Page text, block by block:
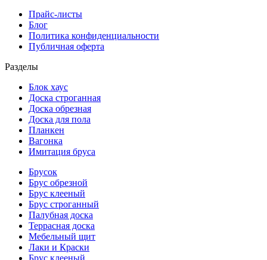
Прайс-листы
Блог
Политика конфиденциальности
Публичная оферта
Разделы
Блок хаус
Доска строганная
Доска обрезная
Доска для пола
Планкен
Вагонка
Имитация бруса
Брусок
Брус обрезной
Брус клееный
Брус строганный
Палубная доска
Террасная доска
Мебельный щит
Лаки и Краски